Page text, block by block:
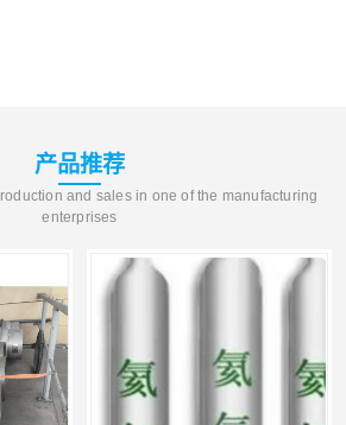
产品推荐
and sales in one of the manufacturing
enterprises